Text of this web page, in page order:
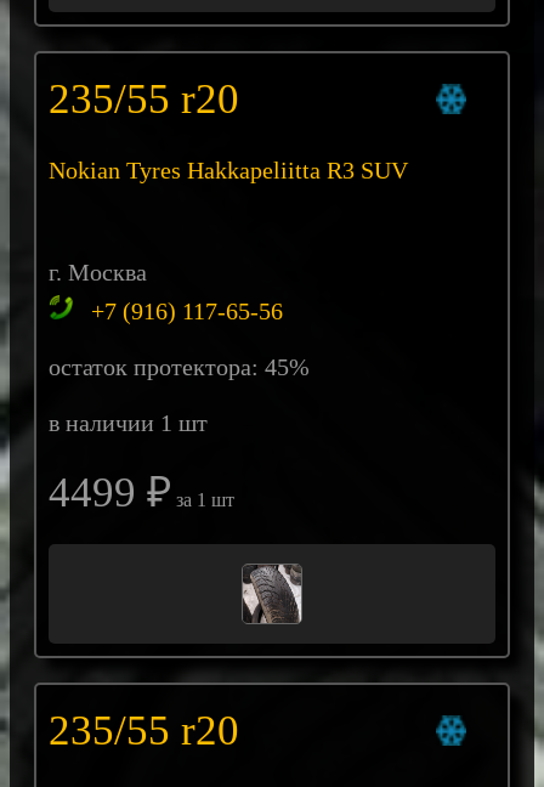
235/55 r20
Nokian Tyres Hakkapeliitta R3 SUV
г. Москва
+7 (916) 117-65-56
остаток протектора: 45%
в наличии 1 шт
4499 ₽ за 1 шт
235/55 r20